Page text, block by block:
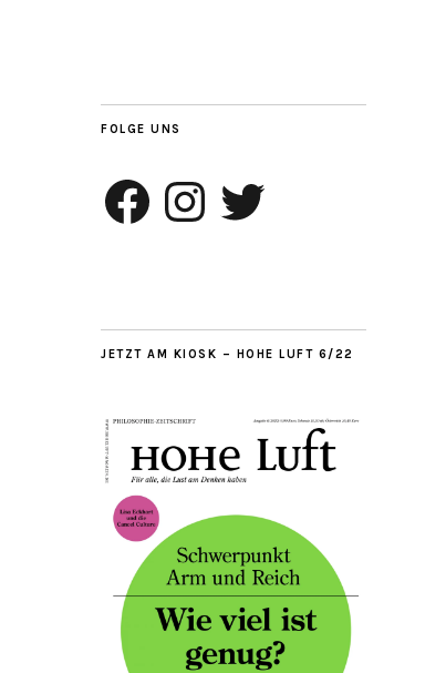
FOLGE UNS
Facebook InstagramTwitter
JETZT AM KIOSK – HOHE LUFT 6/22